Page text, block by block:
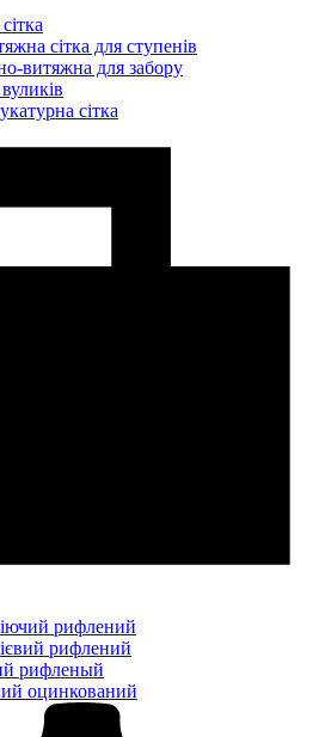
сітка для ступенів
витяжна для забору
сітка
рифлений
рифлений
рифленый
оцинкований